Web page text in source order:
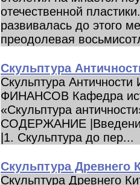
отечественной
развивалась до этого
преодолевая
Скульптура
Скульптура
ФИНАНСОВ Кафедра
«Скульптура
СОДЕРЖАНИЕ
|1. Скульптура до пер...
Скульптура Древнего
Скульптура Древнего